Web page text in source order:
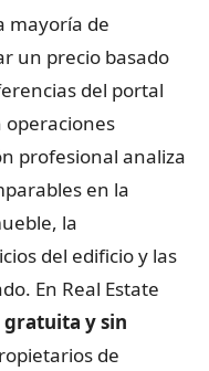
mayoría de
un precio basado
del portal
profesional analiza
en la
la
del edificio y las
En Real Estate
y sin
de